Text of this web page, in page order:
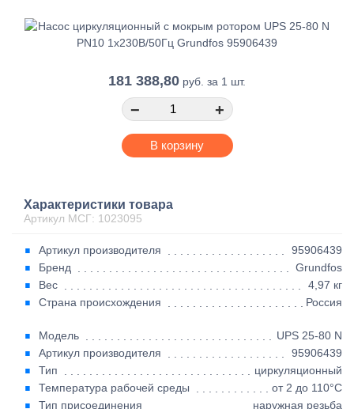
181 388,80 руб. за 1 шт.
− +
В корзину
Характеристики товара
Артикул МСГ: 1023095
Артикул производителя
95906439
Бренд
Grundfos
Вес
4,97 кг
Страна происхождения
Россия
Модель
UPS 25-80 N
Артикул производителя
95906439
Тип
циркуляционный
Температура рабочей среды
от 2 до 110°C
Тип присоединения
наружная резьба